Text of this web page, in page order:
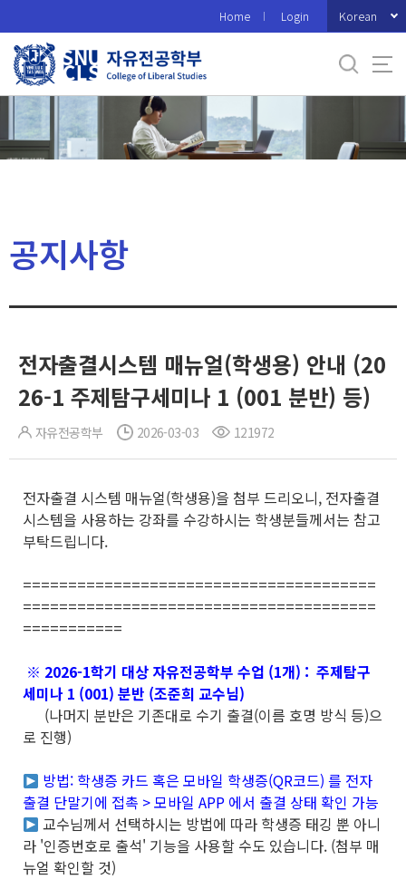
로
메
Home Login Korean
공지사항
전자출결시스템 매뉴얼(학생용) 안내 (20
26-1 주제탐구세미나 1 (001 분반) 등)
자유전공학부 2026-03-03 121972
전자출결 시스템 매뉴얼(학생용)을 첨부 드리오니, 전자출결
시스템을 사용하는 강좌를 수강하시는 학생분들께서는 참고
부탁드립니다.
=======================================
=======================================
===========
※ 2026-1학기 대상 자유전공학부 수업 (1개) : 주제탐구
세미나 1 (001) 분반 (조준희 교수님)
(나머지 분반은 기존대로 수기 출결(이름 호명 방식 등)으
로 진행)
방법: 학생증 카드 혹은 모바일 학생증(QR코드) 를 전자
출결 단말기에 접촉 > 모바일 APP 에서 출결 상태 확인 가능
교수님께서 선택하시는 방법에 따라 학생증 태깅 뿐 아니
라 '인증번호로 출석' 기능을 사용할 수도 있습니다. (첨부 매
뉴얼 확인할 것)